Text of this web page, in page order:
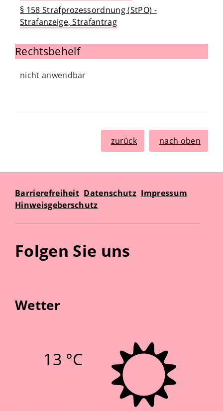
§ 158 Strafprozessordnung (StPO) -
Strafanzeige, Strafantrag
Rechtsbehelf
nicht anwendbar
zurück nach oben
Barrierefreiheit Datenschutz Impressum
Hinweisgeberschutz
Folgen Sie uns
Wetter
13 °C